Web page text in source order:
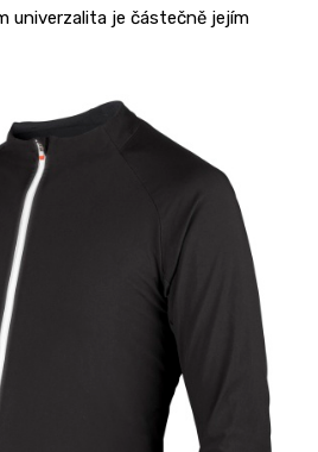
univerzalita je částečně jejím